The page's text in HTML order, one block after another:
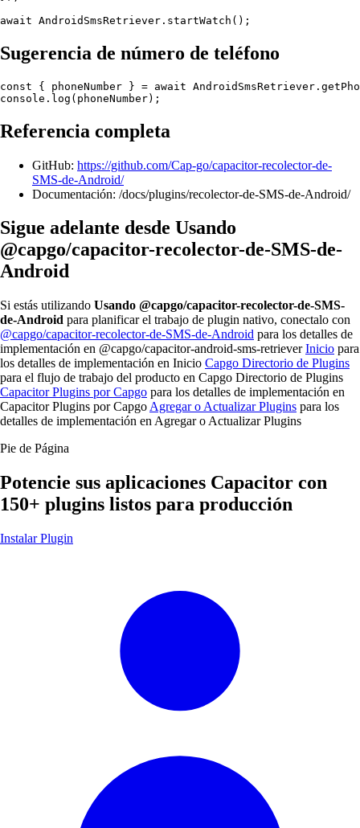
Sugerencia de número de teléfono
const { phoneNumber } = await
Referencia completa
GitHub: https://github.com/Cap-go/capacitor-recolector-de-
SMS-de-Android/
Documentación: /docs/plugins/recolector-de-SMS-de-Android/
Sigue adelante desde Usando
@capgo/capacitor-recolector-de-SMS-de-
Android
Si estás utilizando Usando @capgo/capacitor-recolector-de-SMS-
de-Android para planificar el trabajo de plugin nativo, conectalo con
@capgo/capacitor-recolector-de-SMS-de-Android para los detalles de
implementación en @capgo/capacitor-android-sms-retrieverInicio para
los detalles de implementación en Inicio Capgo Directorio de Plugins
para el flujo de trabajo del producto en Capgo Directorio de Plugins
Capacitor Plugins por Capgo para los detalles de implementación en
Capacitor Plugins por Capgo Agregar o Actualizar Plugins para los
detalles de implementación en Agregar o Actualizar Plugins
Pie de Página
Potencie sus aplicaciones Capacitor con
150+ plugins listos para producción
Instalar Plugin